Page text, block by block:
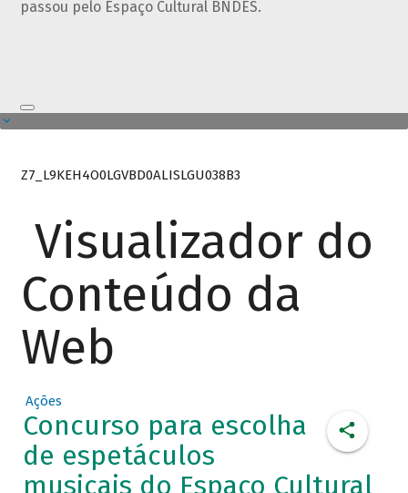
passou pelo Espaço Cultural BNDES.
Z7_L9KEH4O0LGVBD0ALISLGU038B3
Visualizador do
Conteúdo da
Web
Ações
Concurso para escolha
de espetáculos
musicais do Espaço Cultural